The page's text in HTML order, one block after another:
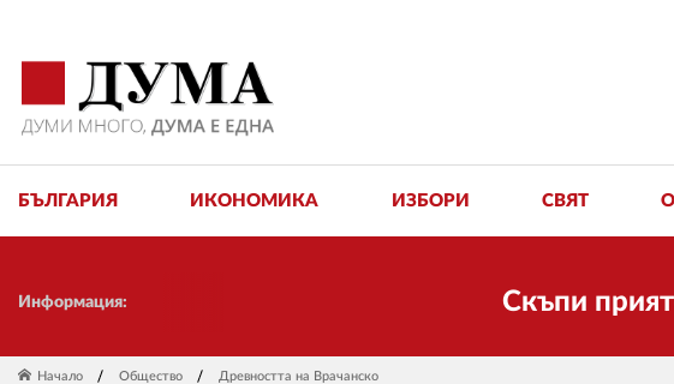
БЪЛГАРИЯ ИКОНОМИКА ИЗБОРИ СВЯТ
Информация: Скъпи приятели!
Начало Общество Древността на Врачанско